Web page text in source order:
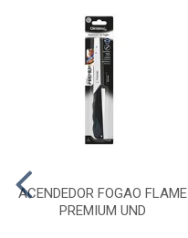
ACENDEDOR FOGAO FLAME
PREMIUM UND